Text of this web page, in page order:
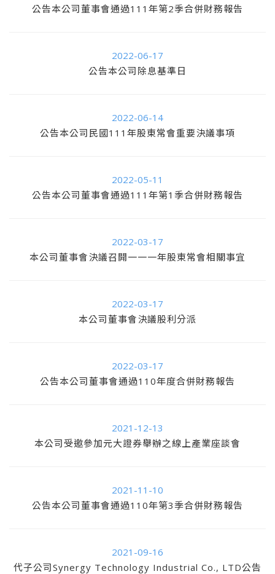
公告本公司董事會通過111年第2季合併財務報告
2022-06-17
公告本公司除息基準日
2022-06-14
公告本公司民國111年股東常會重要決議事項
2022-05-11
公告本公司董事會通過111年第1季合併財務報告
2022-03-17
本公司董事會決議召開一一一年股東常會相關事宜
2022-03-17
本公司董事會決議股利分派
2022-03-17
公告本公司董事會通過110年度合併財務報告
2021-12-13
本公司受邀參加元大證券舉辦之線上產業座談會
2021-11-10
公告本公司董事會通過110年第3季合併財務報告
2021-09-16
代子公司Synergy Technology Industrial Co., LTD公告